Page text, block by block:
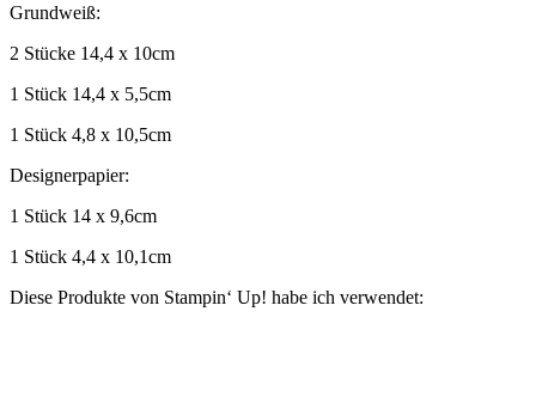
Grundweiß:
2 Stücke 14,4 x 10cm
1 Stück 14,4 x 5,5cm
1 Stück 4,8 x 10,5cm
Designerpapier:
1 Stück 14 x 9,6cm
1 Stück 4,4 x 10,1cm
Diese Produkte von Stampin‘ Up! habe ich verwendet: